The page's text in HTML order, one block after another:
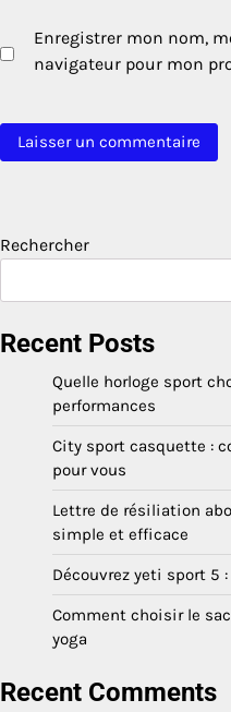
Enregistrer mon nom,
navigateur pour mon
Rechercher
Recent Posts
Quelle horloge sport
performances
City sport casquette :
pour vous
Lettre de résiliation
simple et efficace
Découvrez yeti sport 5
Comment choisir le
yoga
Recent Comments